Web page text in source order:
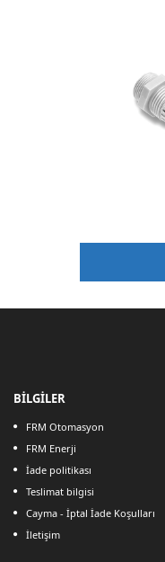
BİLGİLER
FRM Otomasyon
FRM Enerji
İade politikası
Teslimat bilgisi
Cayma - İptal İade Koşulları
İletişim